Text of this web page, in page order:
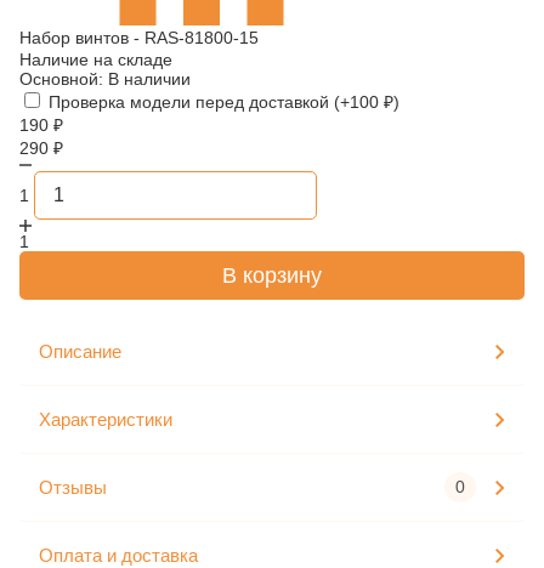
Набор винтов - RAS-81800-15
Наличие на складе
Основной: В наличии
Проверка модели перед доставкой (+100 ₽)
190 ₽
290 ₽
1
1
В корзину
Описание
Характеристики
Отзывы 0
Оплата и доставка